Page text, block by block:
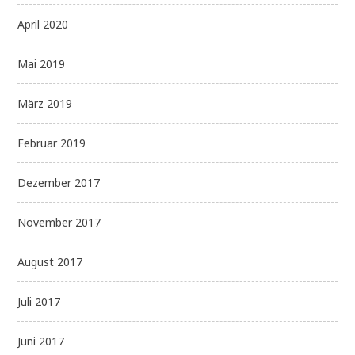
April 2020
Mai 2019
März 2019
Februar 2019
Dezember 2017
November 2017
August 2017
Juli 2017
Juni 2017